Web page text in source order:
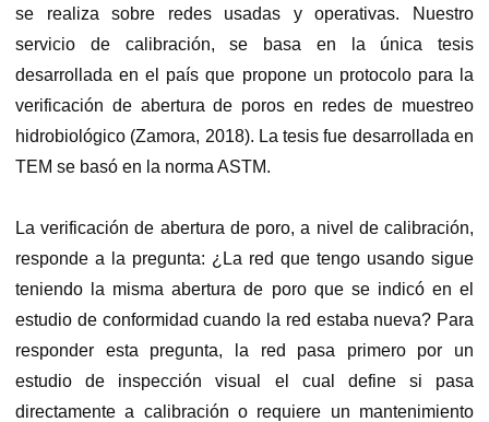
se realiza sobre redes usadas y operativas. Nuestro
servicio de calibración, se basa en la única tesis
desarrollada en el país que propone un protocolo para la
verificación de abertura de poros en redes de muestreo
hidrobiológico (Zamora, 2018). La tesis fue desarrollada en
TEM se basó en la norma ASTM.
La verificación de abertura de poro, a nivel de calibración,
responde a la pregunta: ¿La red que tengo usando sigue
teniendo la misma abertura de poro que se indicó en el
estudio de conformidad cuando la red estaba nueva? Para
responder esta pregunta, la red pasa primero por un
estudio de inspección visual el cual define si pasa
directamente a calibración o requiere un mantenimiento